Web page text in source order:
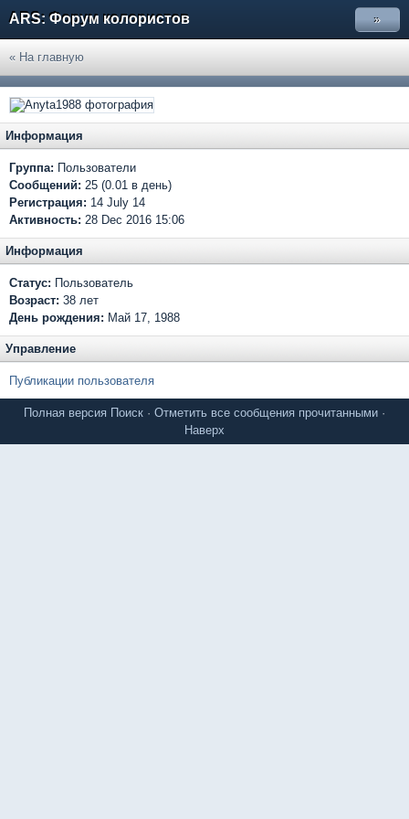
ARS: Форум колористов »
« На главную
Информация
Группа: Пользователи
Сообщений: 25 (0.01 в день)
Регистрация: 14 July 14
Активность: 28 Dec 2016 15:06
Информация
Статус: Пользователь
Возраст: 38 лет
День рождения: Май 17, 1988
Управление
Публикации пользователя
Полная версия Поиск · Отметить все сообщения прочитанными ·
Наверх